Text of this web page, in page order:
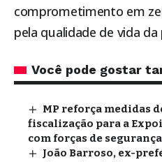
comprometimento em
pela qualidade de vida da
Você pode gostar
MP reforça medidas
fiscalização para a
com forças de
João Barroso, ex-